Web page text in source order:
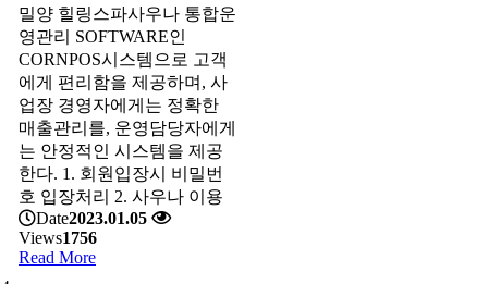
밀양 힐링스파사우나 통합운
영관리 SOFTWARE인
CORNPOS시스템으로 고객
에게 편리함을 제공하며, 사
업장 경영자에게는 정확한
매출관리를, 운영담당자에게
는 안정적인 시스템을 제공
한다. 1. 회원입장시 비밀번
호 입장처리 2. 사우나 이용
Date2023.01.05
Views1756
Read More